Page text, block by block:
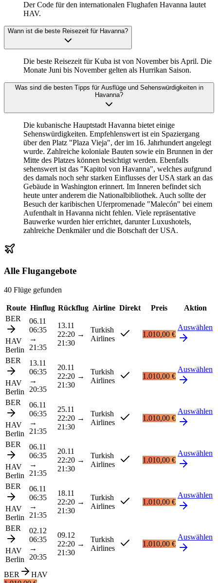
Der Code für den internationalen Flughafen Havanna lautet
HAV.
Wann ist die beste Reisezeit für Havanna?
Die beste Reisezeit für Kuba ist von November bis April. Die
Monate Juni bis November gelten als Hurrikan Saison.
Was sind die besten Tipps für Ausflüge und Sehenswürdigkeiten in
Havanna?
Die kubanische Hauptstadt Havanna bietet einige
Sehenswürdigkeiten. Empfehlenswert ist ein Spaziergang
über den Platz "Plaza Vieja", der im 16. Jahrhundert angelegt
wurde. Zahlreiche koloniale Bauten sowie ein Brunnen in der
Mitte des Platzes können besichtigt werden. Ebenfalls
sehenswert ist das "Kapitol von Havanna", welches aufgrund
des damals noch sehr starken Einflusses der USA stark an das
Gebäude in Washington erinnert. Im Inneren befindet sich
heute unter anderem die Nationalbibliothek. Auch sollte der
Besuch der karibischen Uferpromenade "Malecón" bei einem
Aufenthalt in Havanna nicht fehlen. Viele repräsentative
Bauwerke wurden hier errichtet, darunter Luxushotels,
zahlreiche Denkmäler und die Botschaft der USA.
Alle Flugangebote
40 Flüge gefunden
Route Hinflug Rückflug Airline Direkt Preis
Aktion
BER
HAV
Berlin
06.11
06:35
→
21:35
13.11
22:20 →
21:30
Turkish
Airlines
1.010,00 €
Auswählen
BER
HAV
Berlin
13.11
06:35
→
20:35
20.11
22:20 →
21:30
Turkish
Airlines
1.010,00 €
Auswählen
BER
HAV
Berlin
06.11
06:35
→
21:35
25.11
22:20 →
21:30
Turkish
Airlines
1.010,00 €
Auswählen
BER
HAV
Berlin
06.11
06:35
→
21:35
20.11
22:20 →
21:30
Turkish
Airlines
1.010,00 €
Auswählen
BER
HAV
Berlin
06.11
06:35
→
21:35
18.11
22:20 →
21:30
Turkish
Airlines
1.010,00 €
Auswählen
BER
HAV
Berlin
02.12
06:35
→
20:35
09.12
22:20 →
21:30
Turkish
Airlines
1.010,00 €
Auswählen
BER
HAV